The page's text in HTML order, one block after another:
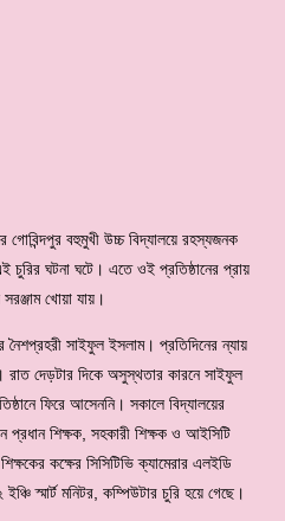
গোবিন্দপুর বহুমুখী উচ্চ বিদ্যালয়ে রহস্যজনক
চুরির ঘটনা ঘটে। এতে ওই প্রতিষ্ঠানের প্রায়
খোয়া যায়।
নৈশপ্রহরী সাইফুল ইসলাম। প্রতিদিনের ন্যায়
রাত দেড়টার দিকে অসুস্থতার কারনে সাইফুল
ফিরে আসেননি। সকালে বিদ্যালয়ের
প্রধান শিক্ষক, সহকারী শিক্ষক ও আইসিটি
কক্ষের সিসিটিভি ক্যামেরার এলইডি
স্মার্ট মনিটর, কম্পিউটার চুরি হয়ে গেছে।